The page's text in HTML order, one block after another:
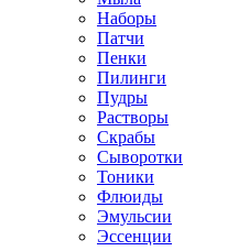
Наборы
Патчи
Пенки
Пилинги
Пудры
Растворы
Скрабы
Сыворотки
Тоники
Флюиды
Эмульсии
Эссенции